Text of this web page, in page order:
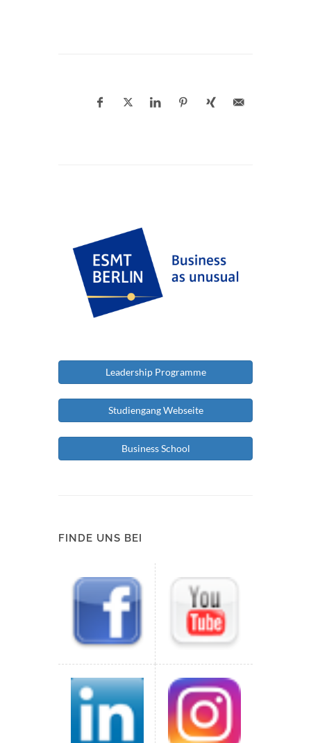
Leadership Programme
Studiengang Webseite
Business School
FINDE UNS BEI